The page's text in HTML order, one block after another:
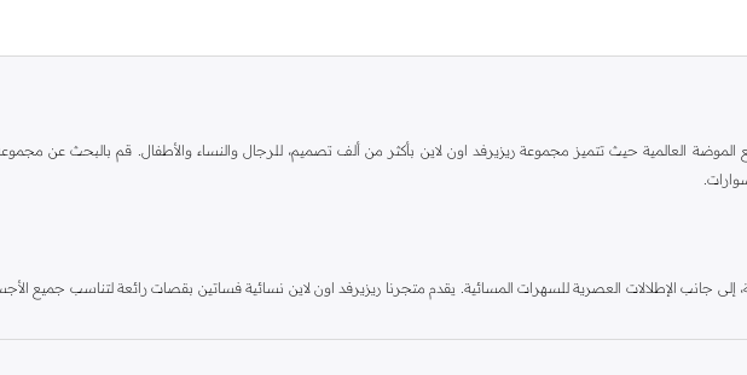
الكلاسيكي مع الموضة العالمية حيث تتميز مجموعة ريزيرفد اون لاين بأكثر من ألف تصميم، للرجال والنساء والأطفال. قم بالبحث عن
جانب الإطلالات العصرية للسهرات المسائية. يقدم متجرنا ريزيرفد اون لاين نسائية فساتين بقصات رائعة لتناسب جميع الأجسام،